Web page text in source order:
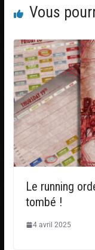
Vous
Le running
tombé !
4 avril 2025